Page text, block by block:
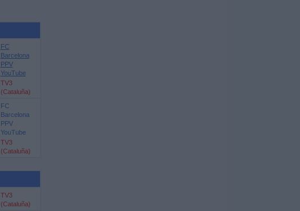
FC
Barcelona
PPV
YouTube
TV3
(Cataluña)
FC
Barcelona
PPV
YouTube
TV3
(Cataluña)
TV3
(Cataluña)